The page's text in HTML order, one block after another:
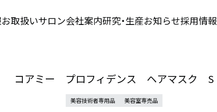
お取扱いサロン会社案内研究・生産お知らせ採用情報
コアミー プロフィデンス ヘアマスク S
美容技術者専用品 美容室専売品